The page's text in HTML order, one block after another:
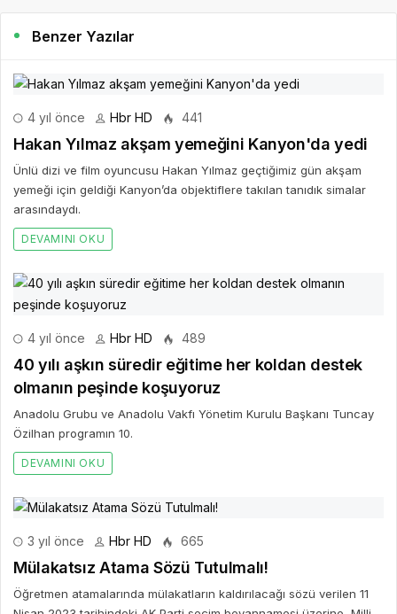
Benzer Yazılar
4 yıl önce Hbr HD 441
Hakan Yılmaz akşam yemeğini Kanyon'da yedi
Ünlü dizi ve film oyuncusu Hakan Yılmaz geçtiğimiz gün akşam
yemeği için geldiği Kanyon’da objektiflere takılan tanıdık simalar
arasındaydı.
DEVAMINI OKU
4 yıl önce Hbr HD 489
40 yılı aşkın süredir eğitime her koldan destek
olmanın peşinde koşuyoruz
Anadolu Grubu ve Anadolu Vakfı Yönetim Kurulu Başkanı Tuncay
Özilhan programın 10.
DEVAMINI OKU
3 yıl önce Hbr HD 665
Mülakatsız Atama Sözü Tutulmalı!
Öğretmen atamalarında mülakatların kaldırılacağı sözü verilen 11